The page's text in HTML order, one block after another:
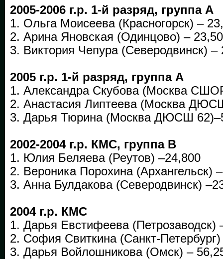
2005-2006 г.р. 1-й разряд, группа А
1. Ольга Моисеева (Красногорск) –
2. Арина Яновская (Одинцово) –
3. Виктория Чепура (Северодвинск) –
2005 г.р. 1-й разряд, группа А
1. Александра Скубова (Москва
2. Анастасия Липтеева (Москва
3. Дарья Тюрина (Москва ДЮСШ
2002-2004 г.р. КМС, группа В
1. Юлия Беляева (Реутов) –24,800
2. Вероника Порохина (Архангельск)
3. Анна Булдакова (Северодвинск)
2004 г.р. КМС
1. Дарья Евстифеева (Петрозаводск)
2. София Свиткина (Санкт-
3. Дарья Войлошникова (Омск) –